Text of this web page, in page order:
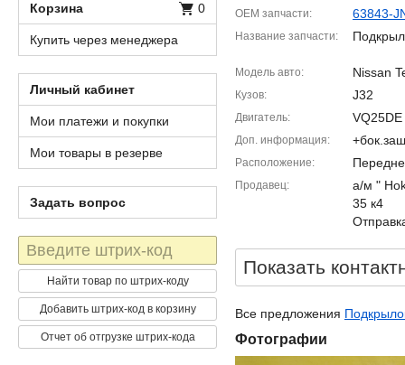
OEM запчасти 63843-
Название запчасти
Модель авто Nissan
Кузов J32
Двигатель VQ25DE
Доп. информация
Расположение
Продавец
а/м "
35 к4
Показать
Все предложения
Фотографии
Корзина 0
Купить через менеджера
Личный кабинет
Мои платежи и покупки
Мои товары в резерве
Задать вопрос
Штрих-
код
Найти товар по штрих-коду
Добавить штрих-код в корзину
Отчет об отгрузке штрих-кода